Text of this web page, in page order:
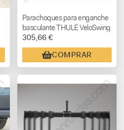
Parachoques para enganche
basculante THULE VeloSwing
CON SENSOR DE
APARCAMIENTO
305,66 €
COMPRAR